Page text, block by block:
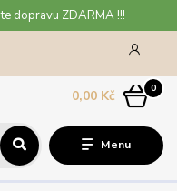
dopravu ZDARMA !!!
Menu
0
0,00 Kč